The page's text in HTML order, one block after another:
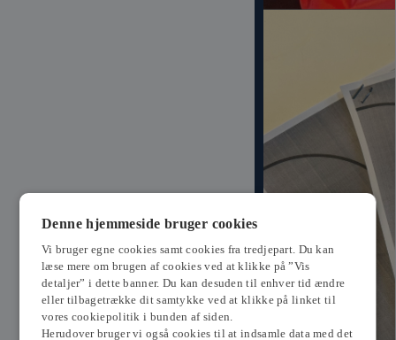
Denne hjemmeside bruger cookies
Vi bruger egne cookies samt cookies fra tredjepart. Du kan
læse mere om brugen af cookies ved at klikke på ”Vis
detaljer” i dette banner. Du kan desuden til enhver tid ændre
eller tilbagetrække dit samtykke ved at klikke på linket til
vores cookiepolitik i bunden af siden.
Herudover bruger vi også cookies til at indsamle data med det